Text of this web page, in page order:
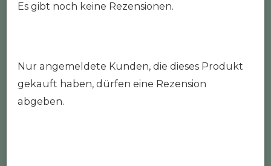
Es gibt noch keine Rezensionen.
Nur angemeldete Kunden, die dieses Produkt
gekauft haben, dürfen eine Rezension
abgeben.